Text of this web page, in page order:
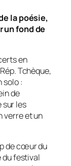
la poésie,
un fond de
en
Tchèque,
solo :
de
sur les
verre et un
de cœur du
du festival